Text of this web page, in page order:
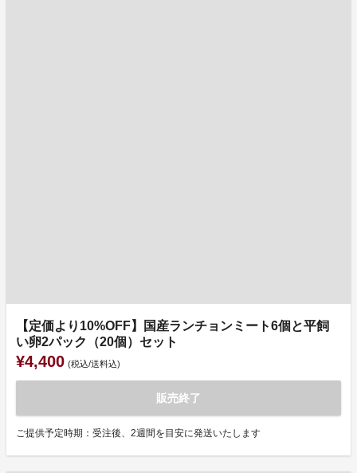
【定価より10%OFF】国産ランチョンミート6個と平飼
い卵2パック（20個）セット
¥4,400 (税込/送料込)
販売終了
ご提供予定時期：受注後、2週間を目安に発送いたします